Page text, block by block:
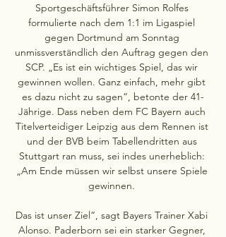
Sportgeschäftsführer Simon Rolfes
formulierte nach dem 1:1 im Ligaspiel
gegen Dortmund am Sonntag
unmissverständlich den Auftrag gegen den
SCP. „Es ist ein wichtiges Spiel, das wir
gewinnen wollen. Ganz einfach, mehr gibt
es dazu nicht zu sagen“, betonte der 41-
Jährige. Dass neben dem FC Bayern auch
Titelverteidiger Leipzig aus dem Rennen ist
und der BVB beim Tabellendritten aus
Stuttgart ran muss, sei indes unerheblich:
„Am Ende müssen wir selbst unsere Spiele
gewinnen.
Das ist unser Ziel“, sagt Bayers Trainer Xabi
Alonso. Paderborn sei ein starker Gegner,